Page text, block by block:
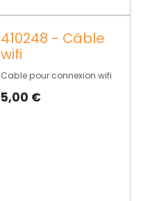
410248 - Câble
wifi
Cable pour connexion wifi
5,00 €